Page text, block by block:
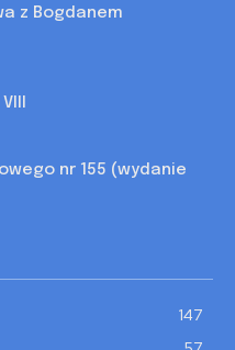
z Bogdanem
nr 155 (wydanie
147